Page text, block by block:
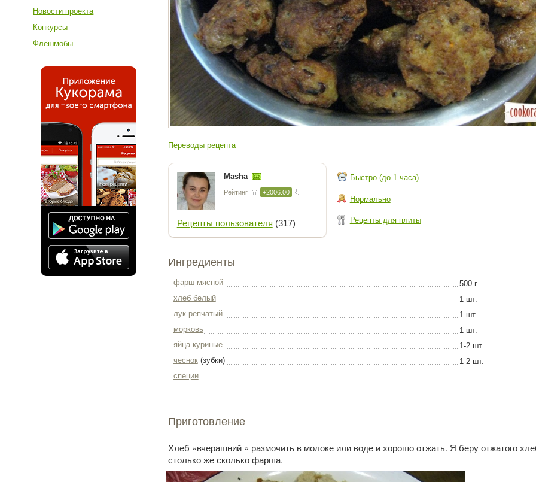
Новости проекта
Конкурсы
Флешмобы
Переводы рецепта
Masha
Рейтинг +2006.00
Рецепты пользователя (317)
Быстро (до 1 часа)
Нормально
Рецепты для плиты
Ингредиенты
фарш мясной
500 г.
хлеб белый
1 шт.
лук репчатый
1 шт.
морковь
1 шт.
яйца куриные
1-2 шт.
чеснок(зубки)
1-2 шт.
специи
Приготовление
Хлеб «вчерашний » размочить в молоке или воде и хорошо отжать. Я беру отжатого
столько же сколько фарша.